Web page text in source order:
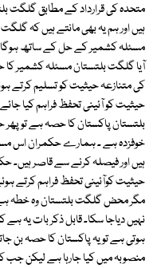
متحدہ کی قرارداد کے مطابق گلگت
ہیں اور ہم یہ بھی مانتے ہیں کہ
مسئلہ کشمیر کے حل کے ساتھ
آیا گلگت بلتستان مسئلہ کشمیر کا
کی متنازعہ حیثیت کو تسلیم کرتے
حیثیت کو آئینی تحفظ فراہم کیا
بلتستان پاکستان کا حصہ ہے تو
خوفزدہ ہے ۔ ہمارے حکمران اس
ہیں اور فیصلہ کرنے سے قاصر ہیں۔
حیثیت کوآئینی تحفظ فراہم کرتے
مگر محض گلگت بلتستان وہ خطہ
نہیں دیاجا سکا۔ قابل ذکر بات
ہوتی ہے تو یہ پاکستان کا حصہ بن
منصوبہ میں کیا جارہا ہے لیکن جب